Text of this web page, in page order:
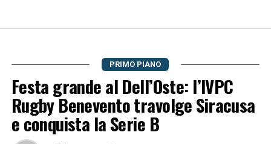
PRIMO PIANO
Festa grande al Dell’Oste: l’IVPC
Rugby Benevento travolge Siracusa
e conquista la Serie B